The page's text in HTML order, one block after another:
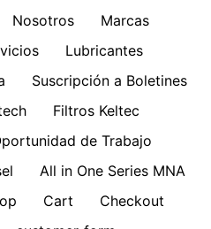
Nosotros
Marcas
Lubricantes
Suscripción a Boletines
Filtros Keltec
de Trabajo
All in One Series MNA
Cart
Checkout